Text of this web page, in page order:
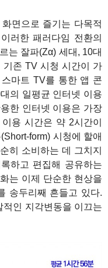
면으로 즐기는 다목적
러한 패러다임 전환의
는 잘파(Zα) 세대, 10대
기존 TV 시청 시간이 가
마트 TV를 통한 앱 콘
의 일평균 인터넷 이용
한 인터넷 이용은 가장
용 시간은 약 2시간이
form) 시청에 할애
히 소비하는 데 그치지
하고 편집해 공유하는
는 이제 단순한 현상을
송두리째 흔들고 있다.
인 지각변동을 이끄는